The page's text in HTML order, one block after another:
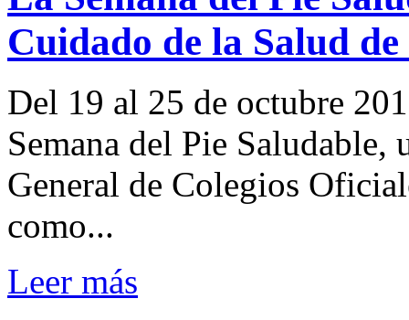
Cuidado de la Salud de
Del 19 al 25 de octubre
Semana del Pie
General de Colegios
como...
Leer más